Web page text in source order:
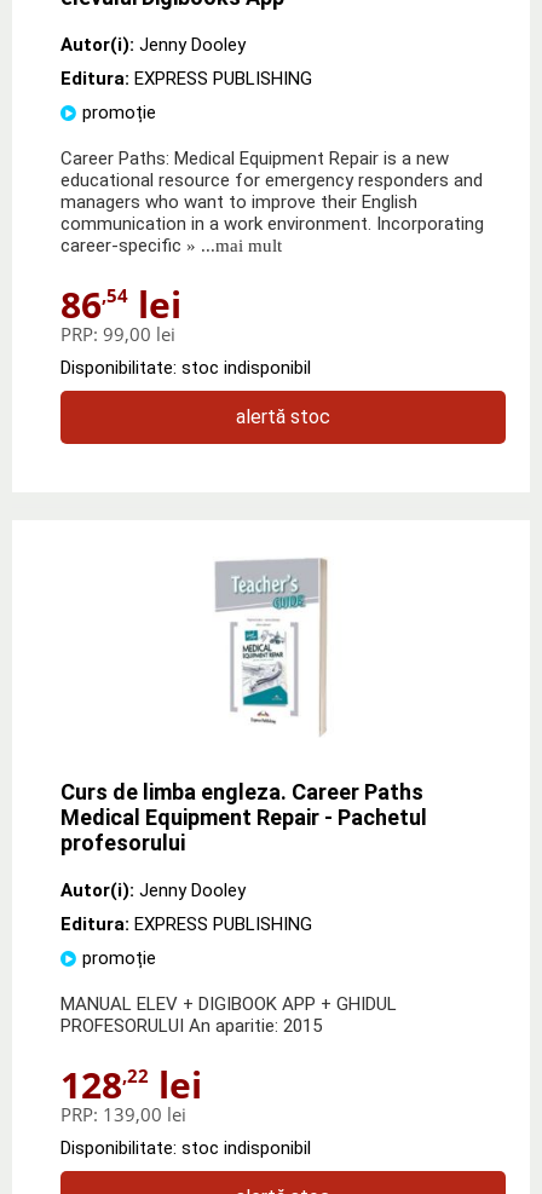
Autor(i): Jenny Dooley
Editura: EXPRESS PUBLISHING
promoție
Career Paths: Medical Equipment Repair is a new
educational resource for emergency responders and
managers who want to improve their English
communication in a work environment. Incorporating
career-specific » ...mai mult
86,54 lei
PRP: 99,00 lei
Disponibilitate: stoc indisponibil
alertă stoc
Curs de limba engleza. Career Paths
Medical Equipment Repair - Pachetul
profesorului
Autor(i): Jenny Dooley
Editura: EXPRESS PUBLISHING
promoție
MANUAL ELEV + DIGIBOOK APP + GHIDUL
PROFESORULUI An aparitie: 2015
128,22 lei
PRP: 139,00 lei
Disponibilitate: stoc indisponibil